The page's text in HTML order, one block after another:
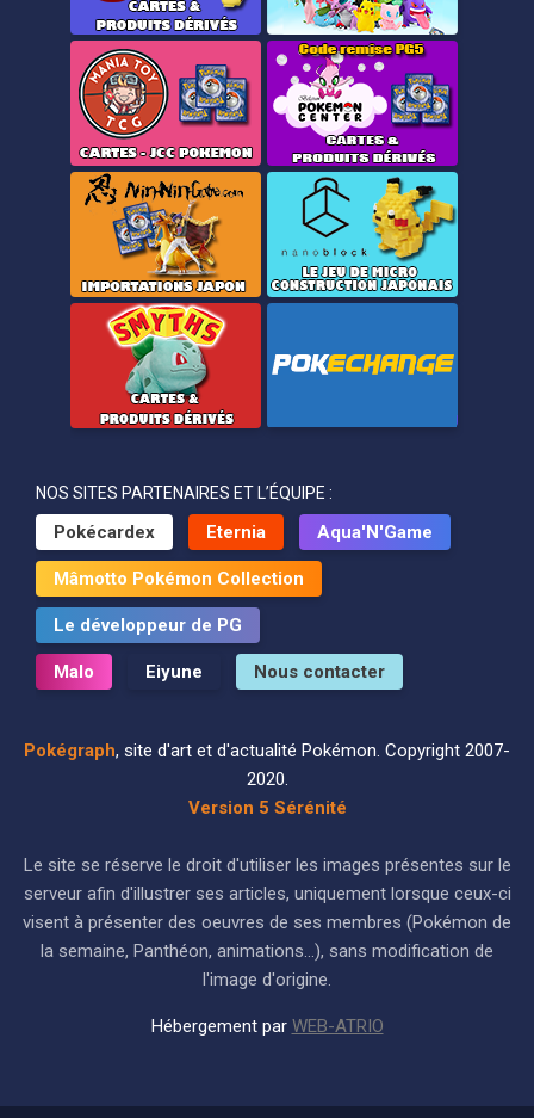
NOS SITES PARTENAIRES ET L’ÉQUIPE :
Pokécardex Eternia Aqua'N'Game
Mâmotto Pokémon Collection
Le développeur de PG
Malo Eiyune Nous contacter
Pokégraph, site d'art et d'actualité Pokémon. Copyright 2007-
2020.
Version 5 Sérénité
Le site se réserve le droit d'utiliser les images présentes sur le
serveur afin d'illustrer ses articles, uniquement lorsque ceux-ci
visent à présenter des oeuvres de ses membres (Pokémon de
la semaine, Panthéon, animations...), sans modification de
l'image d'origine.
Hébergement par WEB-ATRIO